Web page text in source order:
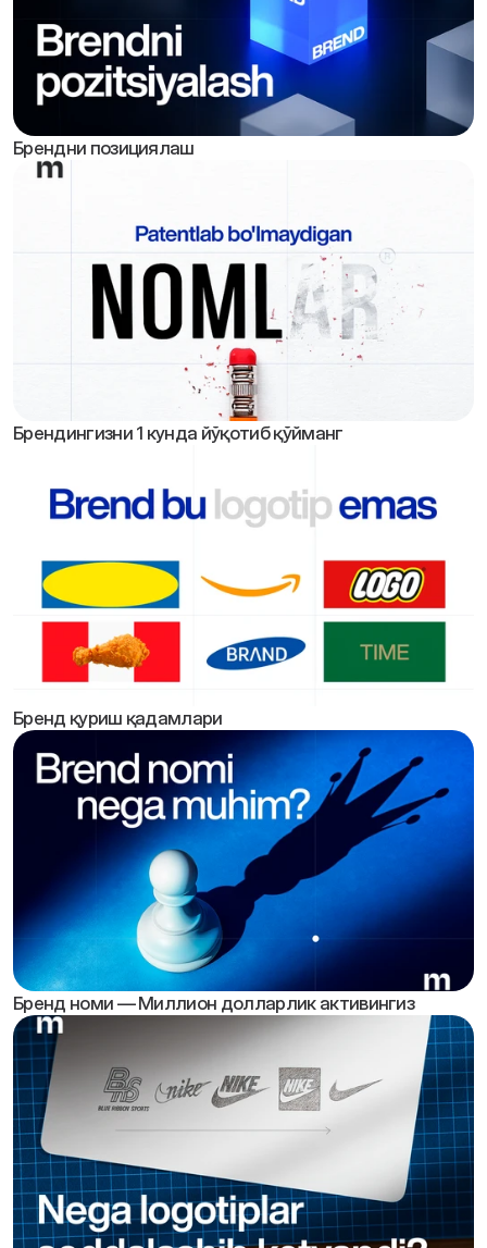
Брендни позициялаш
Брендингизни 1 кунда йўқотиб қўйманг
Бренд қуриш қадамлари
Бренд номи — Миллион долларлик активингиз